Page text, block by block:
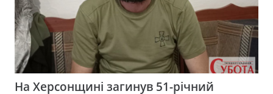
На Херсонщині загинув 51-річний